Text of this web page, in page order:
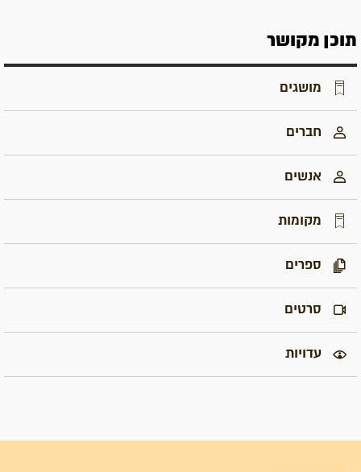
תוכן מקושר
מושגים
חברים
אנשים
מקומות
ספרים
סרטים
עדויות